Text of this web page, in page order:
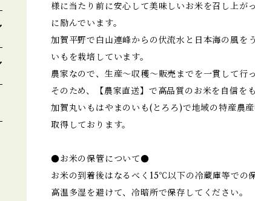
様に当たり前に安心して美味しいお米を召し上が
に励んでいます。
加賀平野で白山連峰からの伏流水と日本海の風を
いもを栽培しています。
農家なので、生産～収穫～販売までを一貫して行っ
そのため、【農家直送】で高品質のお米を自信を
加賀丸いもはやまのいも(とろろ)で地域の特産農
取得しております。
●お米の保管について●
お米の到着後はなるべく15℃以下の冷蔵庫等での
高温多湿を避けて、冷暗所で保存してください。